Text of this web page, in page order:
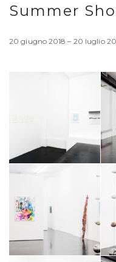
Summer
20 giugno 2018 – 20 luglio